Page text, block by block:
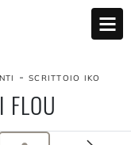
-SCRITTOIO IKO
FLOU